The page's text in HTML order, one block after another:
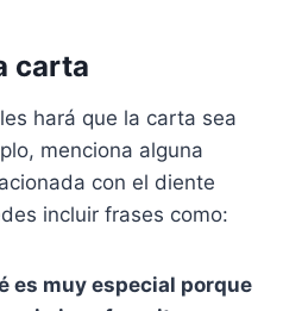
carta
hará que la carta sea
menciona alguna
con el diente
incluir frases como:
es muy especial porque